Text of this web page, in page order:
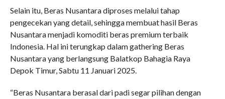
Selain itu, Beras Nusantara diproses melalui tahap
pengecekan yang detail, sehingga membuat hasil Beras
Nusantara menjadi komoditi beras premium terbaik
Indonesia. Hal ini terungkap dalam gathering Beras
Nusantara yang berlangsung Balatkop Bahagia Raya
Depok Timur, Sabtu 11 Januari 2025.
“Beras Nusantara berasal dari padi segar pilihan dengan